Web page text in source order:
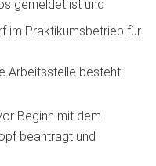
gemeldet ist und
im Praktikumsbetrieb für
Arbeitsstelle besteht
Beginn mit dem
beantragt und